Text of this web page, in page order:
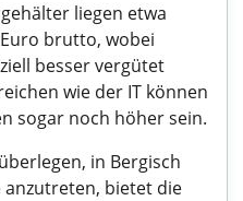
liegen etwa
brutto, wobei
besser vergütet
wie der IT können
sogar noch höher sein.
in Bergisch
anzutreten, bietet die